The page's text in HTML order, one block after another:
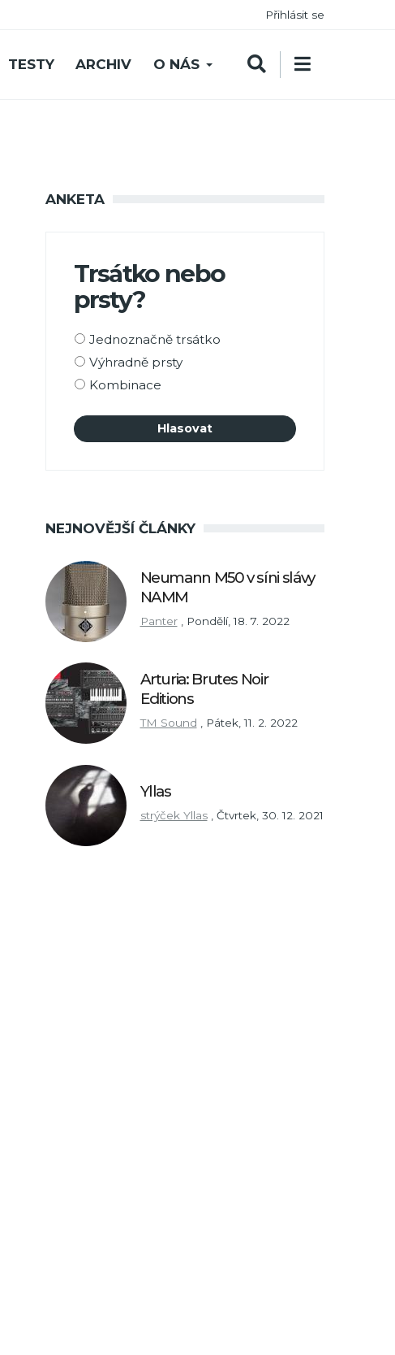
Přihlásit se
TESTY ARCHIV O NÁS
ANKETA
Trsátko nebo
prsty?
Možnosti
výběru
Jednoznačně trsátko
Výhradně prsty
Kombinace
NEJNOVĚJŠÍ ČLÁNKY
Neumann M50 v síni slávy
NAMM
Panter Pondělí, 18. 7. 2022
Arturia: Brutes Noir
Editions
TM Sound , Pátek, 11. 2. 2022
Yllas
strýček Yllas Čtvrtek, 30. 12. 2021